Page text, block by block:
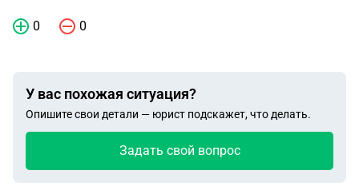
0 0
У вас похожая ситуация?
Опишите свои детали — юрист подскажет, что делать.
Задать свой вопрос